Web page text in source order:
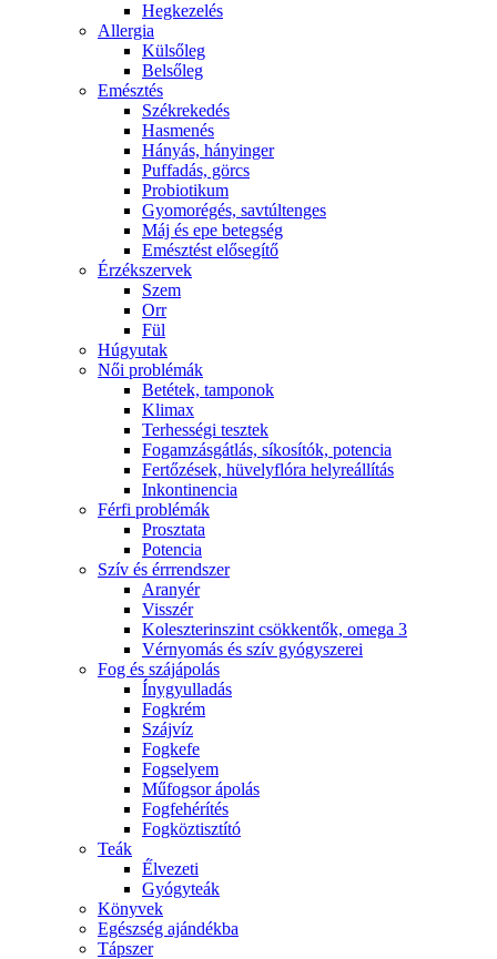
Hegkezelés
Allergia
Külsőleg
Belsőleg
Emésztés
Székrekedés
Hasmenés
Hányás, hányinger
Puffadás, görcs
Probiotikum
Gyomorégés, savtúltenges
Máj és epe betegség
Emésztést elősegítő
Érzékszervek
Szem
Orr
Fül
Húgyutak
Női problémák
Betétek, tamponok
Klimax
Terhességi tesztek
Fogamzásgátlás, síkosítók, potencia
Fertőzések, hüvelyflóra helyreállítás
Inkontinencia
Férfi problémák
Prosztata
Potencia
Szív és érrrendszer
Aranyér
Visszér
Koleszterinszint csökkentők, omega 3
Vérnyomás és szív gyógyszerei
Fog és szájápolás
Í́nygyulladás
Fogkrém
Szájvíz
Fogkefe
Fogselyem
Műfogsor ápolás
Fogfehérítés
Fogköztisztító
Teák
É́lvezeti
Gyógyteák
Könyvek
Egészség ajándékba
Tápszer